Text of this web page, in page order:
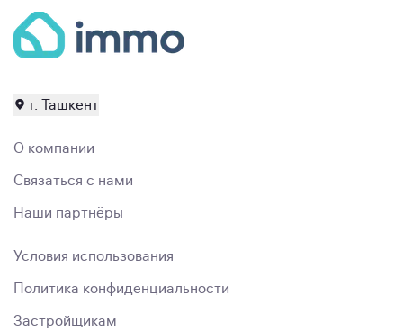
г. Ташкент
О компании
Связаться с нами
Наши партнёры
Условия использования
Политика конфиденциальности
Застройщикам